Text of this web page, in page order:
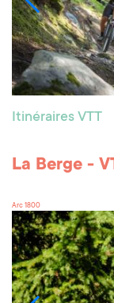
Itinéraires VTT
La Berge -
Arc 1800